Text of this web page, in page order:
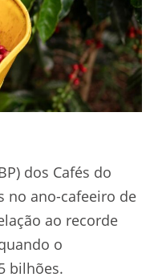
dos Cafés do
no ano-cafeeiro de
ao recorde
o
bilhões.